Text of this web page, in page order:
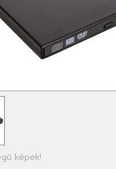
képek!